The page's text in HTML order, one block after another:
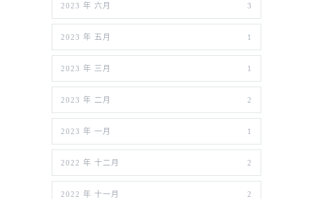
2023 年 六月 3
2023 年 五月 1
2023 年 三月 1
2023 年 二月 2
2023 年 一月 1
2022 年 十二月 2
2022 年 十一月 2